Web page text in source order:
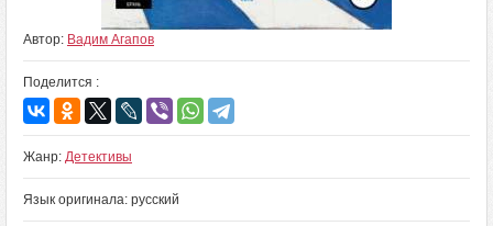
Автор: Вадим Агапов
Поделится :
Жанр: Детективы
Язык оригинала: русский